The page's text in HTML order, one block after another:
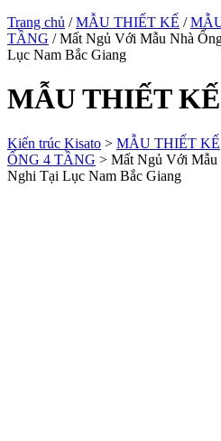
Trang chủ /MẪU THIẾT KẾ /
TẦNG / Mất Ngủ Với Mẫu Nhà
Lục Nam Bắc Giang
MẪU THIẾT KẾ
Kiến trúc Kisato > MẪU THIẾT KẾ
ỐNG 4 TẦNG > Mất Ngủ Với Mẫu
Nghi Tại Lục Nam Bắc Giang